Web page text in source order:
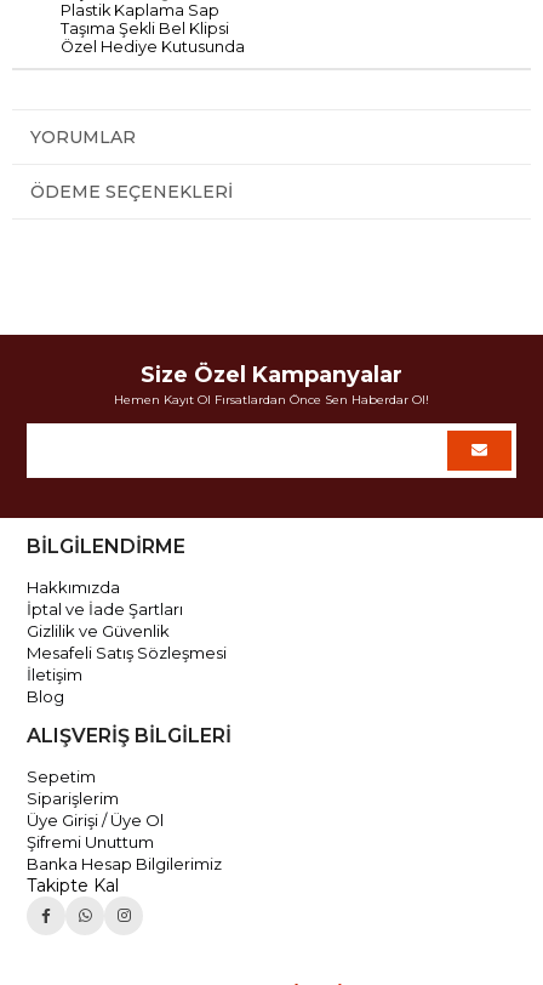
Plastik Kaplama Sap
Taşıma Şekli Bel Klipsi
Özel Hediye Kutusunda
YORUMLAR
ÖDEME SEÇENEKLERI
Size Özel Kampanyalar
Hemen Kayıt Ol Fırsatlardan Önce Sen Haberdar Ol!
BİLGİLENDİRME
Hakkımızda
İptal ve İade Şartları
Gizlilik ve Güvenlik
Mesafeli Satış Sözleşmesi
İletişim
Blog
ALIŞVERİŞ BİLGİLERİ
Sepetim
Siparişlerim
Üye Girişi / Üye Ol
Şifremi Unuttum
Banka Hesap Bilgilerimiz
Takipte Kal